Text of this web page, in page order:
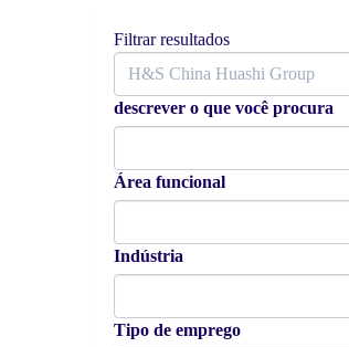
Filtrar resultados
descrever o que você procura
Área funcional
Indústria
Tipo de emprego